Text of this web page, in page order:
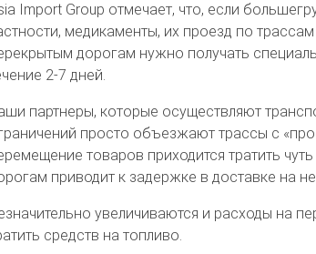
Import Group отмечает, что, если
медикаменты, их проезд по
дорогам нужно получать
2-7 дней.
партнеры, которые осуществляют
просто объезжают трассы с
товаров приходится тратить
приводит к задержке в доставке на
увеличиваются и расходы на
средств на топливо.